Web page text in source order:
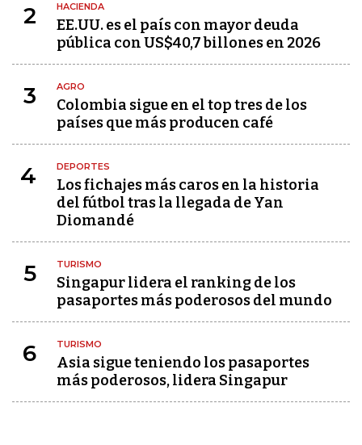
2 HACIENDA
EE.UU. es el país con mayor deuda
pública con US$40,7 billones en 2026
3 AGRO
Colombia sigue en el top tres de los
países que más producen café
4 DEPORTES
Los fichajes más caros en la historia
del fútbol tras la llegada de Yan
Diomandé
5 TURISMO
Singapur lidera el ranking de los
pasaportes más poderosos del mundo
6 TURISMO
Asia sigue teniendo los pasaportes
más poderosos, lidera Singapur